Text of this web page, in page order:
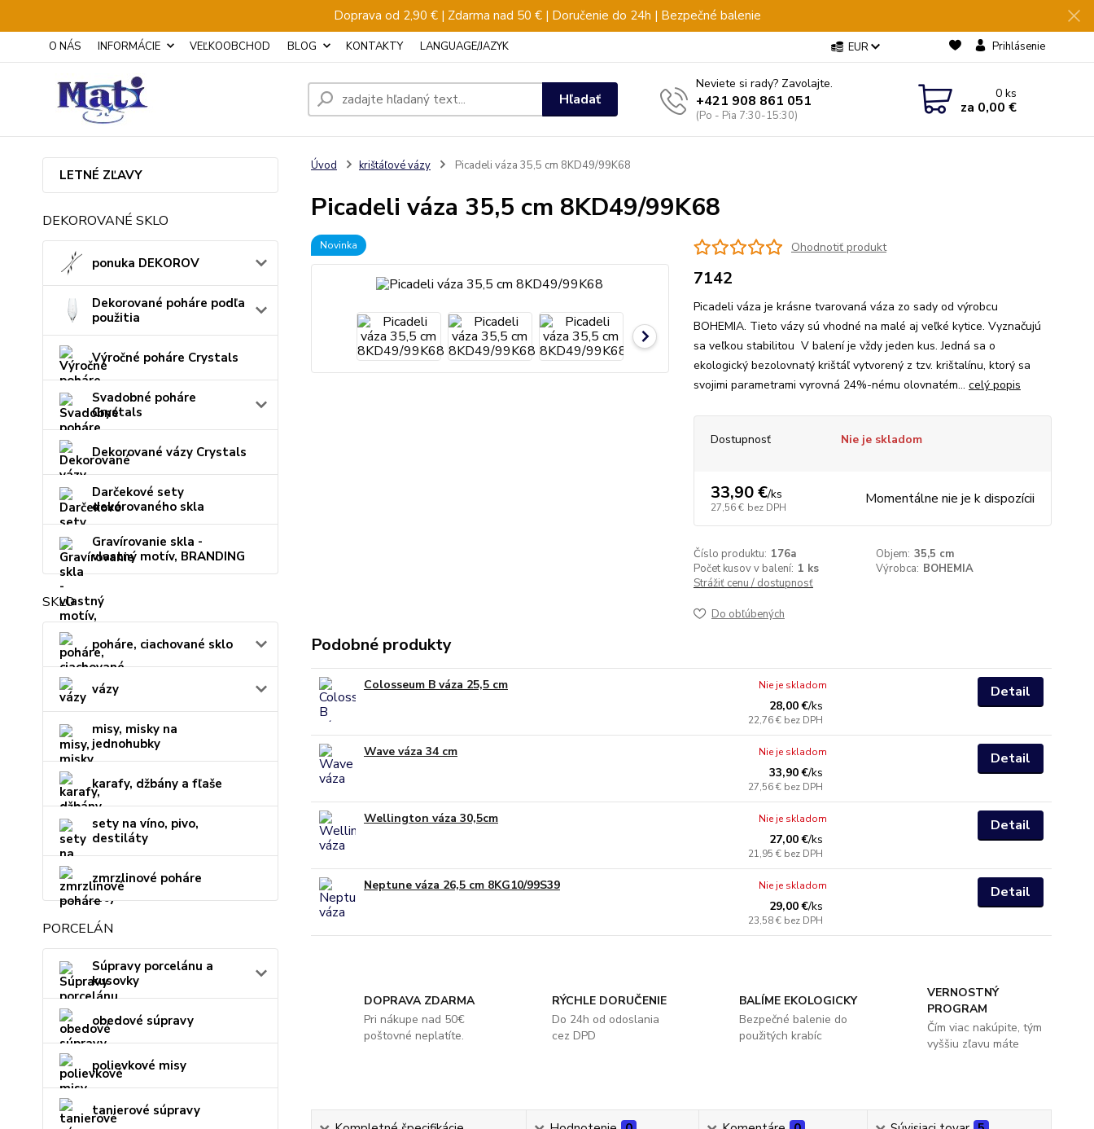
Doprava od 2,90 € | Zdarma nad 50 € | Doručenie do 24h | Bezpečné balenie
O NÁS INFORMÁCIE VEĽKOOBCHOD BLOG KONTAKTY LANGUAGE/JAZYK EUR Prihlásenie
Hľadať
Neviete si rady? Zavolajte.
+421 908 861 051
(Po - Pia 7:30-15:30)
0ks
za 0,00 €
LETNÉ ZĽAVY
DEKOROVANÉ SKLO
ponuka DEKOROV
Dekorované poháre podľa
použitia
Výročné poháre Crystals
Svadobné poháre
Crystals
Dekorované vázy Crystals
Darčekové sety
dekorovaného skla
Gravírovanie skla -
vlastný motív, BRANDING
SKLO
poháre, ciachované sklo
vázy
misy, misky na
jednohubky
karafy, džbány a fľaše
sety na víno, pivo,
destiláty
zmrzlinové poháre
PORCELÁN
Súpravy porcelánu a
kusovky
obedové súpravy
polievkové misy
tanierové súpravy
Úvod krištáľové vázy Picadeli váza 35,5 cm 8KD49/99K68
Picadeli váza 35,5 cm 8KD49/99K68
Novinka Ohodnotiť produkt
7142
Picadeli váza je krásne tvarovaná váza zo sady od výrobcu
BOHEMIA. Tieto vázy sú vhodné na malé aj veľké kytice. Vyznačujú
sa veľkou stabilitou V balení je vždy jeden kus. Jedná sa o
ekologický bezolovnatý krištáľ vytvorený z tzv. krištalínu, ktorý sa
svojimi parametrami vyrovná 24%-nému olovnatém... celý popis
Dostupnosť Nie je skladom
33,90 €/ks
27,56 € bez DPH Momentálne nie je k dispozícii
Číslo produktu: 176a Objem: 35,5 cm
Počet kusov v balení: 1 ks Výrobca: BOHEMIA
Strážiť cenu / dostupnosť
Do obľúbených
Podobné produkty
Colosseum B váza 25,5 cm
28,00 €/ks
22,76 € bez DPH
Nie je skladom Detail
Wave váza 34 cm
33,90 €/ks
27,56 € bez DPH
Nie je skladom Detail
Wellington váza 30,5cm
27,00 €/ks
21,95 € bez DPH
Nie je skladom Detail
Neptune váza 26,5 cm 8KG10/99S39
29,00 €/ks
23,58 € bez DPH
Nie je skladom Detail
DOPRAVA ZDARMA
Pri nákupe nad 50€
poštovné neplatíte.
RÝCHLE DORUČENIE
Do 24h od odoslania
cez DPD
BALÍME EKOLOGICKY
Bezpečné balenie do
použitých krabíc
VERNOSTNÝ
PROGRAM
Čím viac nakúpite, tým
vyššiu zľavu máte